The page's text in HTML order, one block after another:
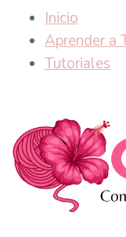
Inicio
Aprender a
Tutoriales